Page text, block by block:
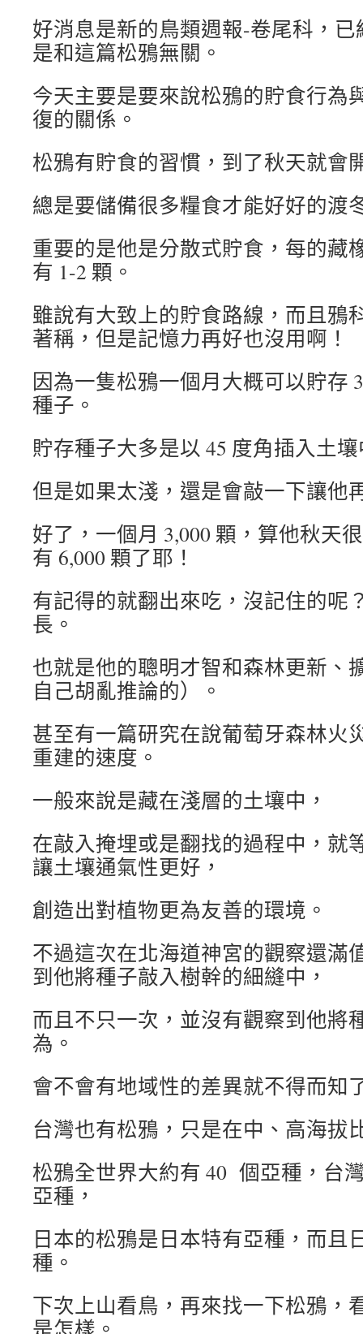
好消息是新的鳥類週報-卷尾科，
是和這篇松鴉無關。
今天主要是要來說松鴉的貯食行為
復的關係。
松鴉有貯食的習慣，到了秋天就會
總是要儲備很多糧食才能好好的渡
重要的是他是分散式貯食，每的藏
有 1-2 顆。
雖說有大致上的貯食路線，而且鴉
著稱，但是記憶力再好也沒用啊！
因為一隻松鴉一個月大概可以貯存
種子。
貯存種子大多是以 45 度角插入土
但是如果太淺，還是會敲一下讓他
好了，一個月 3,000 顆，算他秋天
有 6,000 顆了耶！
有記得的就翻出來吃，沒記住的呢
長。
也就是他的聰明才智和森林更新、
自己胡亂推論的）。
甚至有一篇研究在說葡萄牙森林火
重建的速度。
一般來說是藏在淺層的土壤中，
在敲入掩埋或是翻找的過程中，就
讓土壤通氣性更好，
創造出對植物更為友善的環境。
不過這次在北海道神宮的觀察還滿
到他將種子敲入樹幹的細縫中，
而且不只一次，並沒有觀察到他將
為。
會不會有地域性的差異就不得而知
台灣也有松鴉，只是在中、高海拔
松鴉全世界大約有 40 個亞種，台
亞種，
日本的松鴉是日本特有亞種，而且
種。
下次上山看鳥，再來找一下松鴉，
是怎樣。